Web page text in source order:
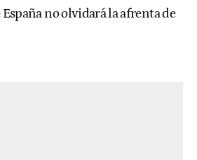
España no olvidará la afrenta de